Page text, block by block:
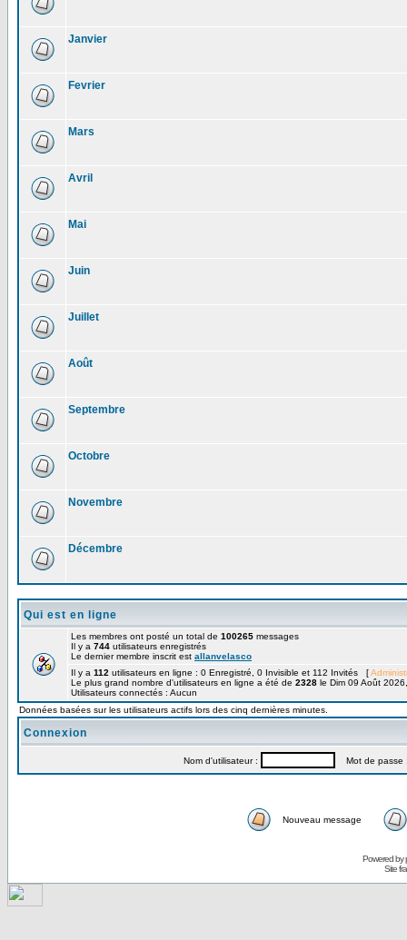
Janvier
Fevrier
Mars
Avril
Mai
Juin
Juillet
Août
Septembre
Octobre
Novembre
Décembre
Qui est en ligne
Les membres ont posté un total de 100265 messages
Il y a 744 utilisateurs enregistrés
Le dernier membre inscrit est allanvelasco
Il y a 112 utilisateurs en ligne : 0 Enregistré, 0 Invisible et 112 Invités [
Le plus grand nombre d'utilisateurs en ligne a été de 2328 le Dim 09 Août
Utilisateurs connectés : Aucun
Données basées sur les utilisateurs actifs lors des cinq dernières minutes.
Connexion
Nom d'utilisateur : Mot de passe
Nouveau message
Powered by
Site